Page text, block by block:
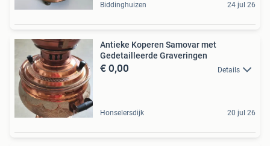
Biddinghuizen 24 jul 26
Antieke Koperen Samovar met
Gedetailleerde Graveringen
€ 0,00 Details
Honselersdijk 20 jul 26